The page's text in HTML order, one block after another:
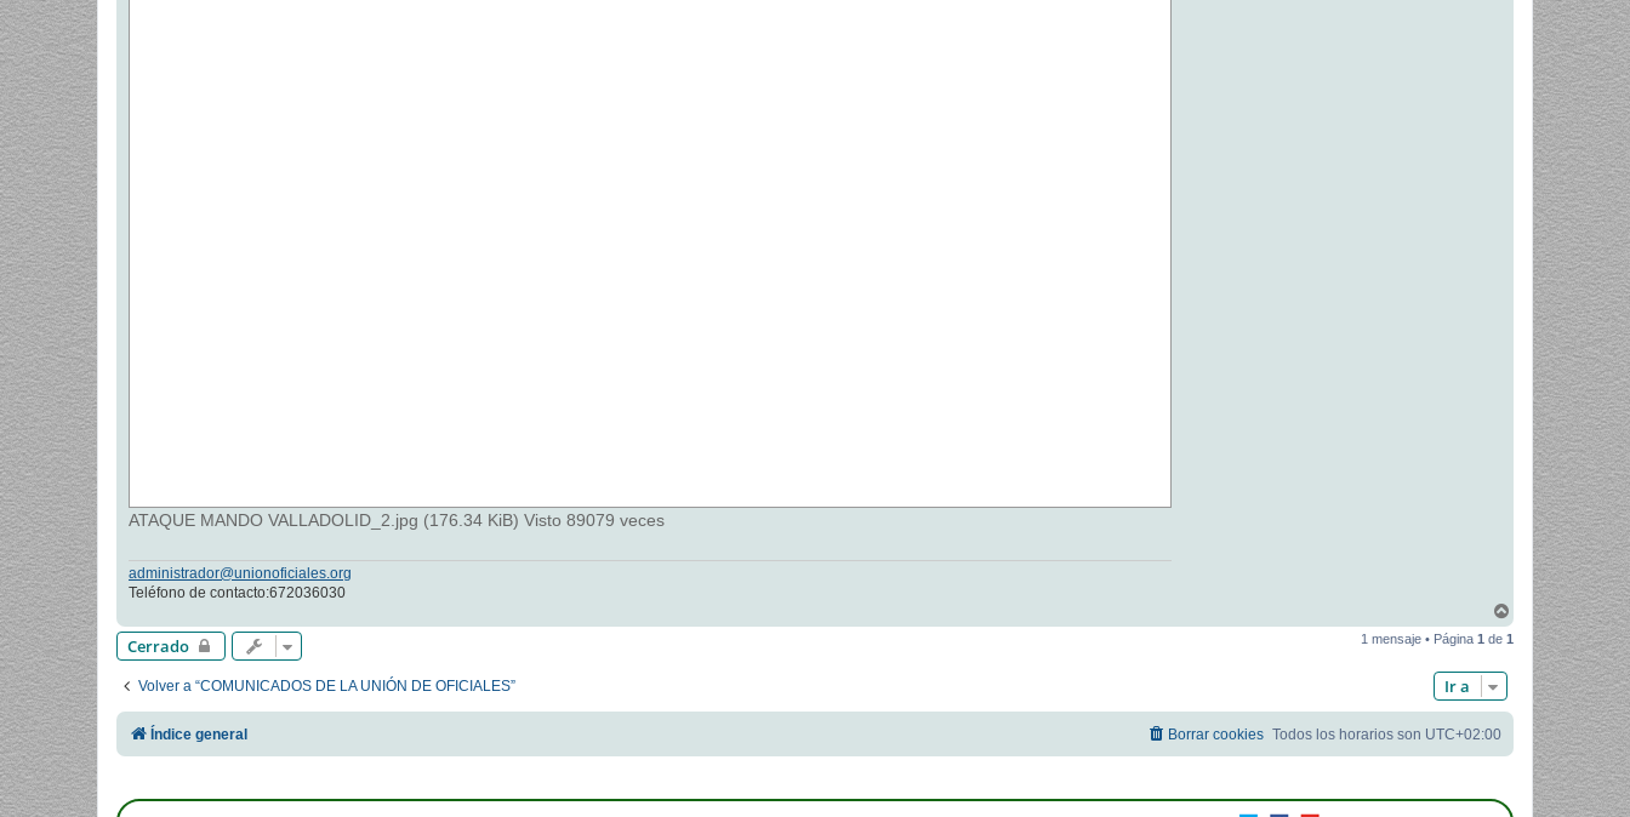
ATAQUE MANDO VALLADOLID_2.jpg (176.34 KiB) Visto 89079 veces
administrador@unionoficiales.org
Teléfono de contacto:672036030
r
Cerrado 1 mensaje • Página 1 de 1
Volver a “COMUNICADOS DE LA UNIÓN DE OFICIALES” Ir a
Índice general Todos los horarios son UTC+02:00
Borrar cookies